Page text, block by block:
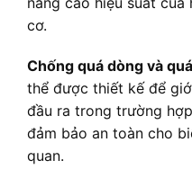
cơ.
Chống quá dòng và
thể được thiết kế để
đầu ra trong trường
đảm bảo an toàn cho
quan.